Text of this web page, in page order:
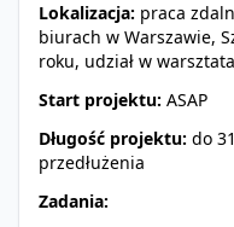
Lokalizacja: praca
biurach w Warszawie,
roku, udział w
Start projektu: ASAP
Długość projektu: do
przedłużenia
Zadania: